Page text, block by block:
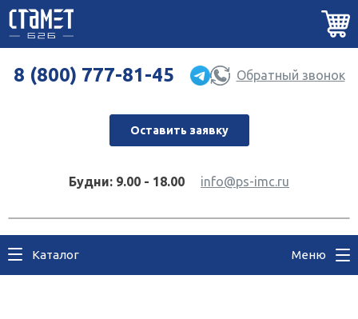
8 (800) 777-81-45 Обратный звонок
Оставить заявку
Будни: 9.00 - 18.00 info@ps-imc.ru
Каталог Меню